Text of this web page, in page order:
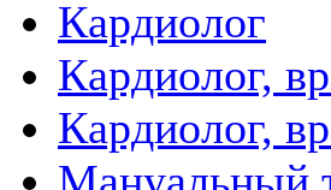
Кардиолог
Кардиолог,
Кардиолог,